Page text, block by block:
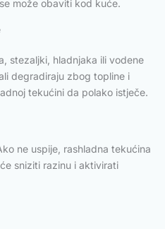
može obaviti kod kuće.
stezaljki, hladnjaka ili vodene
degradiraju zbog topline i
tekućini da polako istječe.
ne uspije, rashladna tekućina
sniziti razinu i aktivirati